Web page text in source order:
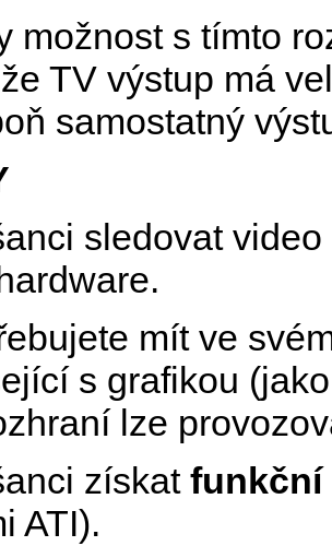
možnost s tímto
TV výstup má
samostatný
sledovat video
mít ve
s grafikou
lze
získat funkční
ATI).